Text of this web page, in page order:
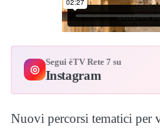
◎
Segui èTV Rete 7 su
Instagram
Nuovi percorsi tematici per